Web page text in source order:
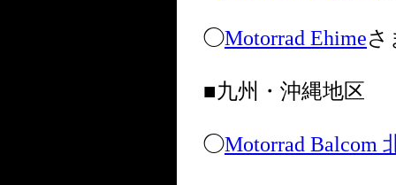
◯Motorrad Ehimeさ
■九州・沖縄地区
◯Motorrad Balcom